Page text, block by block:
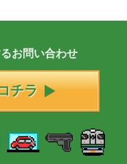
お問い合わせ
チラ